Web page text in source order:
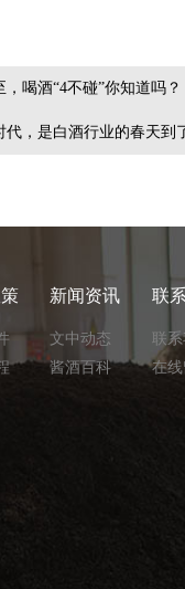
，喝酒“4不碰”你知道吗？
代，是白酒行业的春天到
新闻资讯
文中动态
酱酒百科
联
联系
在